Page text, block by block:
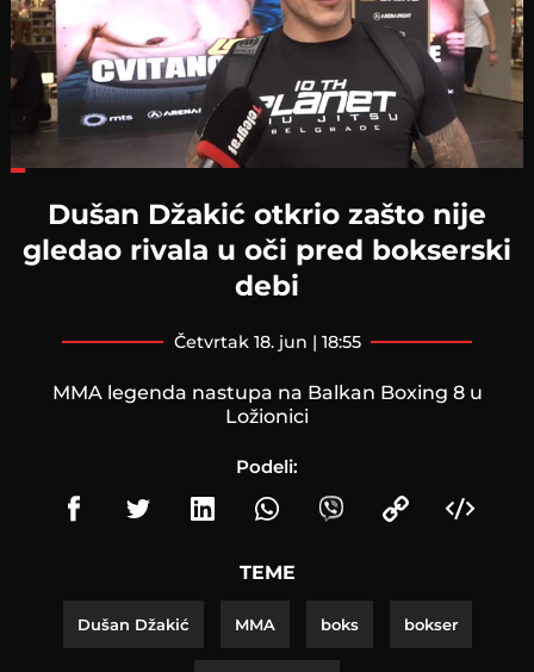
Dušan Džakić otkrio zašto nije
gledao rivala u oči pred bokserski
debi
četvrtak 18. jun | 18:55
MMA legenda nastupa na Balkan Boxing 8 u
Ložionici
Podeli:
TEME
Dušan Džakić MMA boks bokser